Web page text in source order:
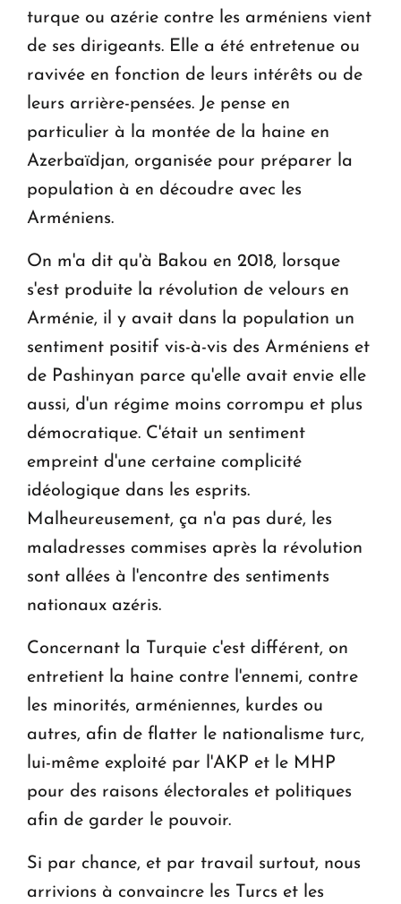
turque ou azérie contre les arméniens vient
de ses dirigeants. Elle a été entretenue ou
ravivée en fonction de leurs intérêts ou de
leurs arrière-pensées. Je pense en
particulier à la montée de la haine en
Azerbaïdjan, organisée pour préparer la
population à en découdre avec les
Arméniens.
On m'a dit qu'à Bakou en 2018, lorsque
s'est produite la révolution de velours en
Arménie, il y avait dans la population un
sentiment positif vis-à-vis des Arméniens et
de Pashinyan parce qu'elle avait envie elle
aussi, d'un régime moins corrompu et plus
démocratique. C'était un sentiment
empreint d'une certaine complicité
idéologique dans les esprits.
Malheureusement, ça n'a pas duré, les
maladresses commises après la révolution
sont allées à l'encontre des sentiments
nationaux azéris.
Concernant la Turquie c'est différent, on
entretient la haine contre l'ennemi, contre
les minorités, arméniennes, kurdes ou
autres, afin de flatter le nationalisme turc,
lui-même exploité par l'AKP et le MHP
pour des raisons électorales et politiques
afin de garder le pouvoir.
Si par chance, et par travail surtout, nous
arrivions à convaincre les Turcs et les